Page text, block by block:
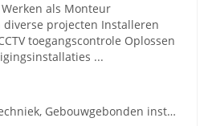
als Monteur
diverse projecten Installeren
toegangscontrole Oplossen
...
Elektronica, Elektrotechniek, Gebouwgebonden installaties, Rijbewijs